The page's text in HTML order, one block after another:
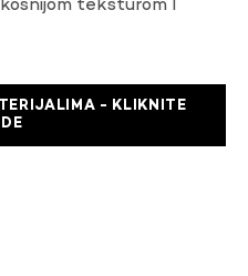
teksturom I
- KLIKNITE